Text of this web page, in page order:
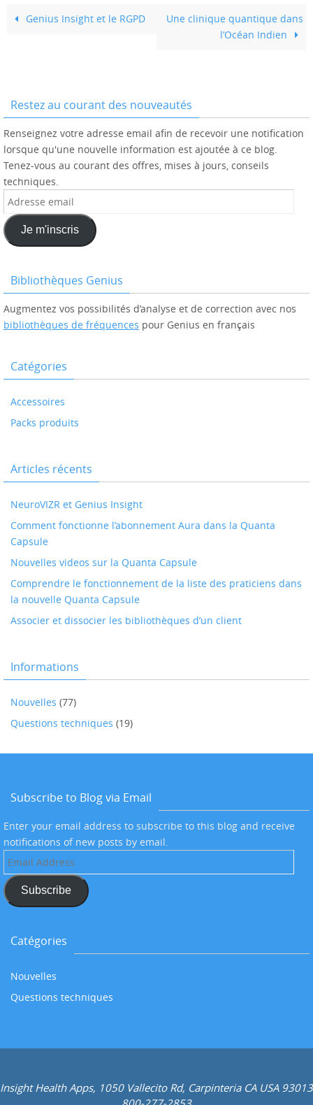
Genius Insight et le RGPD
Une clinique quantique dans
l’Océan Indien
Restez au courant des nouveautés
Renseignez votre adresse email afin de recevoir une notification
lorsque qu'une nouvelle information est ajoutée à ce blog.
Tenez-vous au courant des offres, mises à jours, conseils
techniques.
Adresse
email
Je m'inscris
Bibliothèques Genius
Augmentez vos possibilités d’analyse et de correction avec nos
bibliothèques de fréquences pour Genius en français
Catégories
Accessoires
Packs produits
Articles récents
NeuroVIZR et Genius Insight
Comment fonctionne l’abonnement Aura dans la Quanta
Capsule
Nouvelles videos sur la Quanta Capsule
Comprendre le fonctionnement de la liste des praticiens dans
la nouvelle Quanta Capsule
Associer et dissocier les bibliothèques d’un client
Informations
Nouvelles (77)
Questions techniques (19)
Subscribe to Blog via Email
Enter your email address to subscribe to this blog and receive
notifications of new posts by email.
Email
Address
Subscribe
Catégories
Nouvelles
Questions techniques
Insight Health Apps, 1050 Vallecito Rd, Carpinteria CA USA 93013